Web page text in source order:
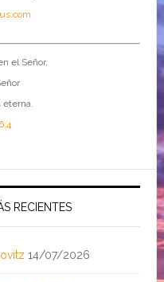
el Señor,
eterna.
RECIENTES
14/07/2026